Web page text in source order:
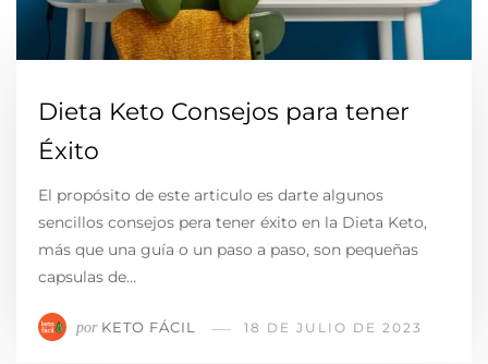
Dieta Keto Consejos para tener
Éxito
El propósito de este articulo es darte algunos
sencillos consejos pera tener éxito en la Dieta Keto,
más que una guía o un paso a paso, son pequeñas
capsulas de…
por KETO FÁCIL 18 DE JULIO DE 2023